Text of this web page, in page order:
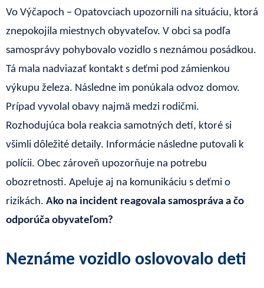
Vo Výčapoch – Opatovciach upozornili na situáciu, ktorá
znepokojila miestnych obyvateľov. V obci sa podľa
samosprávy pohybovalo vozidlo s neznámou posádkou.
Tá mala nadviazať kontakt s deťmi pod zámienkou
výkupu železa. Následne im ponúkala odvoz domov.
Prípad vyvolal obavy najmä medzi rodičmi.
Rozhodujúca bola reakcia samotných detí, ktoré si
všimli dôležité detaily. Informácie následne putovali k
polícii. Obec zároveň upozorňuje na potrebu
obozretnosti. Apeluje aj na komunikáciu s deťmi o
rizikách. Ako na incident reagovala samospráva a čo
odporúča obyvateľom?
Neznáme vozidlo oslovovalo deti